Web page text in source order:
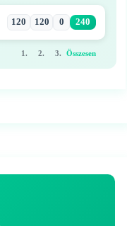
120 120 0 240
1. 2. 3. Összesen